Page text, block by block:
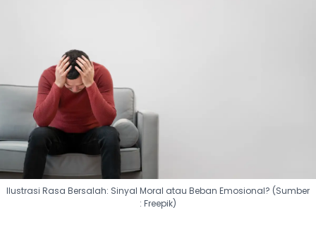
Ilustrasi Rasa Bersalah: Sinyal Moral atau Beban Emosional? (Sumber
: Freepik)